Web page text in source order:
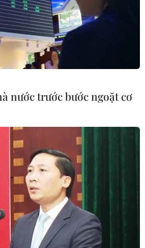
nước trước bước ngoặt cơ